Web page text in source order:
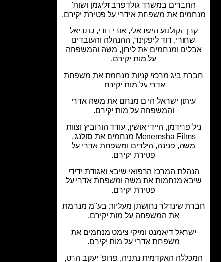
החברים במשרד גולדפרב זליגמן ושות'
את משפחת אידרי על פטירת יקירם.
הקולנוע הישראלי, אורי דורי, כתריאל
שחורי, דוד ליפקינד, ההנהלה והעובדים
ומנחמים את לירון, משה והמשפחה
על מות יקירם.
ביג מרכזי קניות מנחמת את משפחת
אדרי על מות יקירם.
ישראל היום מנחם את משה אדרי
והמשפחה על מות יקירם.
פרידמן, היידי אושין, עודד הורוביץ וצוות
Menemsha Films מנחמים את סולנג',
משה, פנינה, הילדים ומשפחת אדרי על
פטירת יקירם.
המרכז הרפואי שיבא ואגודת ידידי
מנחמות את משה ומשפחת אדרי על
פטירת יקירם.
שינדלר נחושתן מעליות בע"מ מנחמת
את המשפחה על מות יקירם.
דיאמנט ומיקי צימט מנחמים את
משפחת אדרי על מות יקירם.
האקדמית נתניה, פרופ' יעקב הרט,